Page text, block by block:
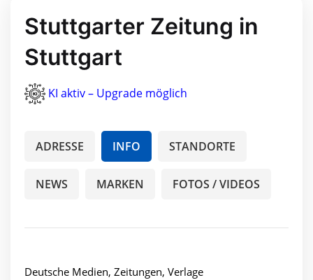
Stuttgarter Zeitung in
Stuttgart
KI aktiv – Upgrade möglich
ADRESSE INFO STANDORTE
NEWS MARKEN FOTOS / VIDEOS
Deutsche Medien, Zeitungen, Verlage